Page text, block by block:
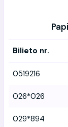
Bilieto nr.
0519216
026*026
029*894